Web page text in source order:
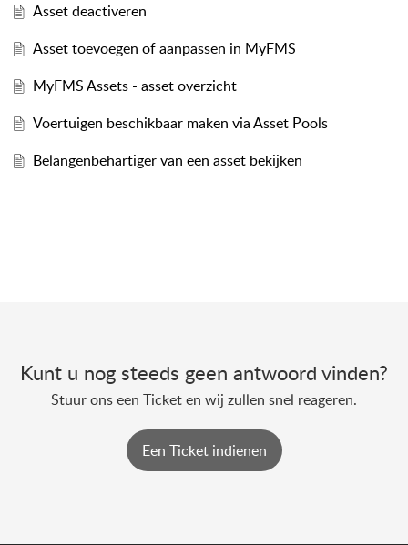
Asset deactiveren
Asset toevoegen of aanpassen in MyFMS
MyFMS Assets - asset overzicht
Voertuigen beschikbaar maken via Asset Pools
Belangenbehartiger van een asset bekijken
Kunt u nog steeds geen antwoord vinden?
Stuur ons een Ticket en wij zullen snel reageren.
Een Ticket indienen